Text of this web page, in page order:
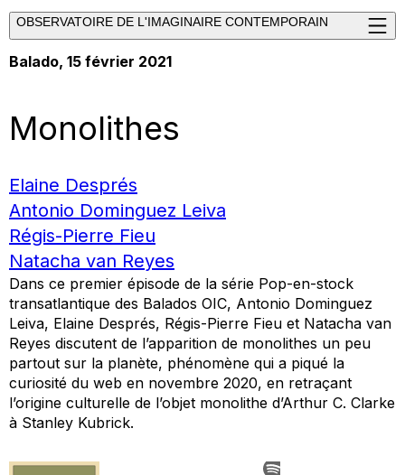
OBSERVATOIRE DE L'IMAGINAIRE CONTEMPORAIN
Balado, 15 février 2021
Monolithes
Elaine Després
Antonio Dominguez Leiva
Régis-Pierre Fieu
Natacha van Reyes
Dans ce premier épisode de la série Pop-en-stock
transatlantique des Balados OIC, Antonio Dominguez
Leiva, Elaine Després, Régis-Pierre Fieu et Natacha van
Reyes discutent de l’apparition de monolithes un peu
partout sur la planète, phénomène qui a piqué la
curiosité du web en novembre 2020, en retraçant
l’origine culturelle de l’objet monolithe d’Arthur C. Clarke
à Stanley Kubrick.